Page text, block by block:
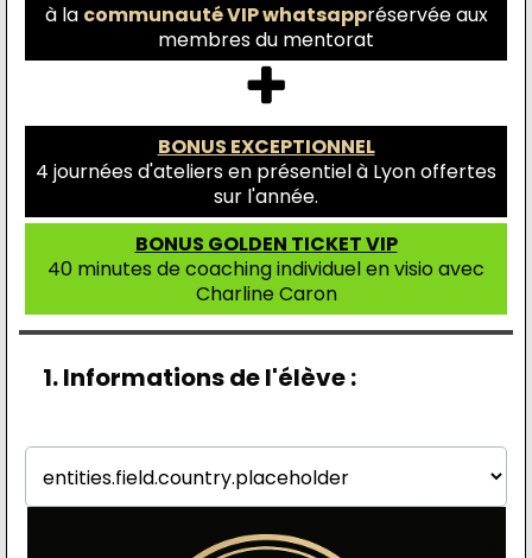
à la communauté VIP whatsappréservée aux
membres du mentorat
BONUS EXCEPTIONNEL
4 journées d'ateliers en présentiel à Lyon offertes
sur l'année.
BONUS GOLDEN TICKET VIP
40 minutes de coaching individuel en visio avec
Charline Caron
1. Informations de l'élève :